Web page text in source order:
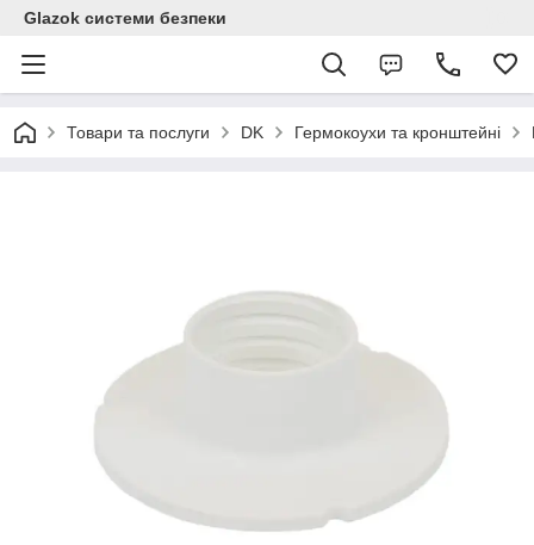
Glazok системи безпеки
Товари та послуги DK Гермокоухи та кронштейні